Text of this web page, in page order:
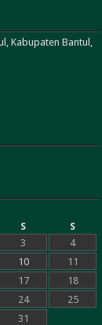
Kabupaten Bantul,
S
S
3
4
10
11
17
18
24
25
31